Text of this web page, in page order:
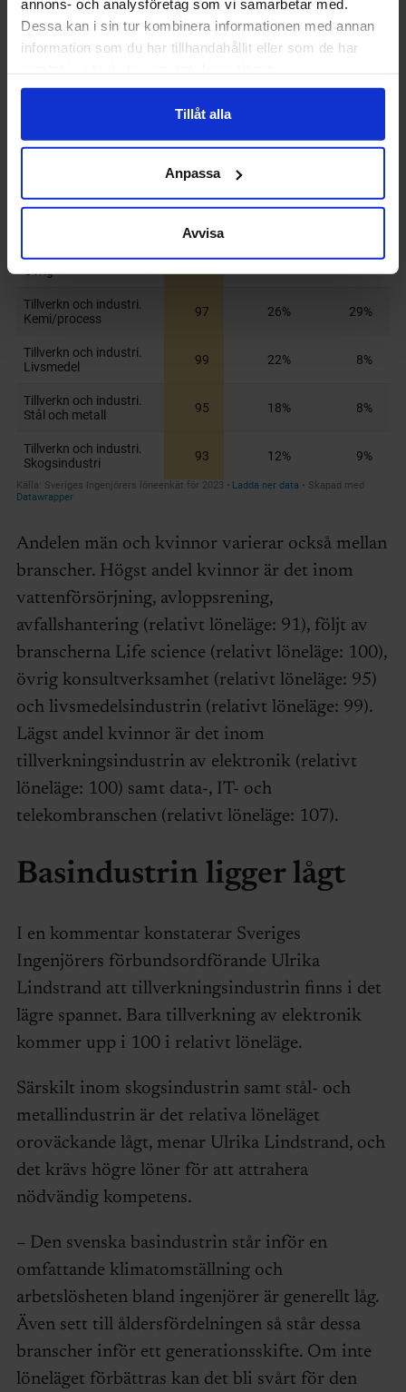
annons- och analysföretag som vi samarbetar med.
Dessa kan i sin tur kombinera informationen med annan
information som du har tillhandahållit eller som de har
Tillåt alla
Anpassa
Avvisa
Andelen män och kvinnor varierar också mellan
branscher. Högst andel kvinnor är det inom
vattenförsörjning, avloppsrening,
avfallshantering (relativt löneläge: 91), följt av
branscherna Life science (relativt löneläge: 100),
övrig konsultverksamhet (relativt löneläge: 95)
och livsmedelsindustrin (relativt löneläge: 99).
Lägst andel kvinnor är det inom
tillverkningsindustrin av elektronik (relativt
löneläge: 100) samt data-, IT- och
telekombranschen (relativt löneläge: 107).
Basindustrin ligger lågt
I en kommentar konstaterar Sveriges
Ingenjörers förbundsordförande Ulrika
Lindstrand att tillverkningsindustrin finns i det
lägre spannet. Bara tillverkning av elektronik
kommer upp i 100 i relativt löneläge.
Särskilt inom skogsindustrin samt stål- och
metallindustrin är det relativa löneläget
oroväckande lågt, menar Ulrika Lindstrand, och
det krävs högre löner för att attrahera
nödvändig kompetens.
– Den svenska basindustrin står inför en
omfattande klimatomställning och
arbetslösheten bland ingenjörer är generellt låg.
Även sett till åldersfördelningen så står dessa
branscher inför ett generationsskifte. Om inte
löneläget förbättras kan det bli svårt för den